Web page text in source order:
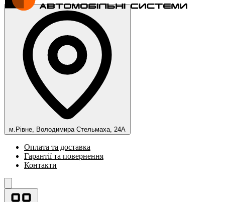
м.Рівне, Володимира Стельмаха, 24А
Оплата та доставка
Гарантії та повернення
Контакти